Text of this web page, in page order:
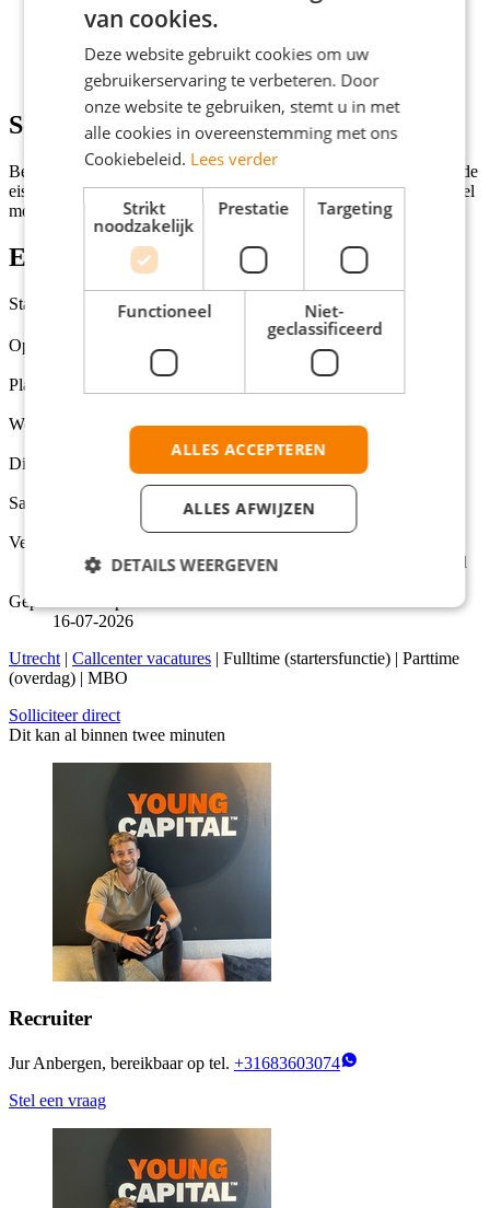
Minimaal mbo4 werk- en denkniveau
Klantgericht en oplossingsgericht
Ervaring met klantenservice is een plus
Solliciteren
Ben jij de perfecte kandidaat voor deze vacature en voldoe je aan de
eisen? Klik dan op de knop 'Solliciteer direct!' en we nemen zo snel
mogelijk contact met je op!
Extra informatie
Status
Opleidingsniveaus
Plaats
Werkuren per week
Dienstverbanden
Fulltime (startersfunctie), Parttime (overdag)
Salarisindicatie
€16,36 per uur
Verantwoordelijk voor
Als klantenservice medewerker bij de Jaarbeurs beantwoord
Gepubliceerd op
16-07-2026
Utrecht | Callcenter vacatures | Fulltime (startersfunctie) | Parttime
(overdag) | MBO
Solliciteer direct
Dit kan al binnen twee minuten
Recruiter
Jur Anbergen, bereikbaar op tel. +31683603074
Stel een vraag
van cookies.
Deze website gebruikt cookies om uw
gebruikerservaring te verbeteren. Door
onze website te gebruiken, stemt u in met
alle cookies in overeenstemming met ons
Cookiebeleid. Lees verder
Strikt
noodzakelijk
Prestatie Targeting
Functioneel
Niet-
geclassificeerd
ALLES ACCEPTEREN
ALLES AFWIJZEN
DETAILS WEERGEVEN